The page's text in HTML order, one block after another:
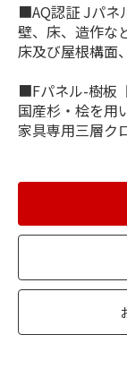
■AQ認証 Jパネ
壁、床、造作な
床及び屋根構面
■Fパネル-樹板
国産杉・桧を用
家具専用三層ク